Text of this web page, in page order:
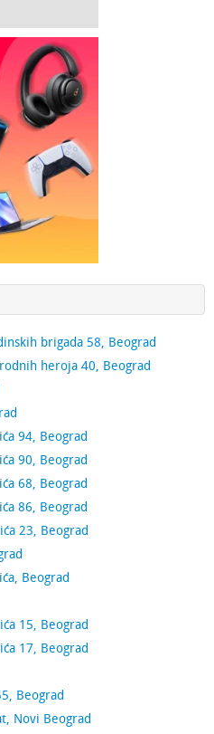
brigada 58, Beograd
heroja 40, Beograd
94, Beograd
90, Beograd
68, Beograd
86, Beograd
23, Beograd
Beograd
15, Beograd
17, Beograd
Beograd
Novi Beograd